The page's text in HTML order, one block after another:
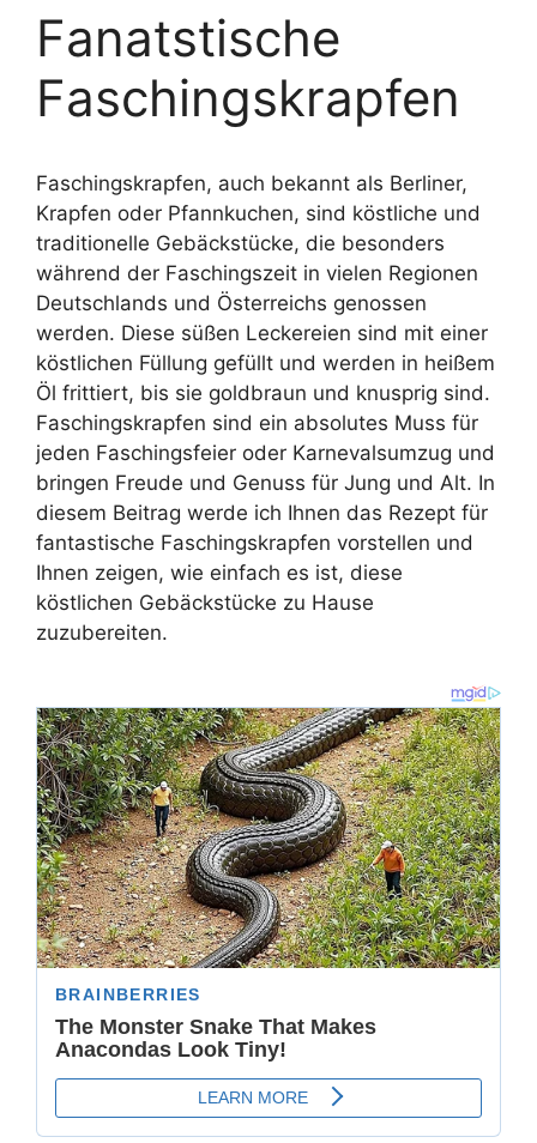
Fanatstische
Faschingskrapfen
Faschingskrapfen, auch bekannt als Berliner,
Krapfen oder Pfannkuchen, sind köstliche und
traditionelle Gebäckstücke, die besonders
während der Faschingszeit in vielen Regionen
Deutschlands und Österreichs genossen
werden. Diese süßen Leckereien sind mit einer
köstlichen Füllung gefüllt und werden in heißem
Öl frittiert, bis sie goldbraun und knusprig sind.
Faschingskrapfen sind ein absolutes Muss für
jeden Faschingsfeier oder Karnevalsumzug und
bringen Freude und Genuss für Jung und Alt. In
diesem Beitrag werde ich Ihnen das Rezept für
fantastische Faschingskrapfen vorstellen und
Ihnen zeigen, wie einfach es ist, diese
köstlichen Gebäckstücke zu Hause
zuzubereiten.